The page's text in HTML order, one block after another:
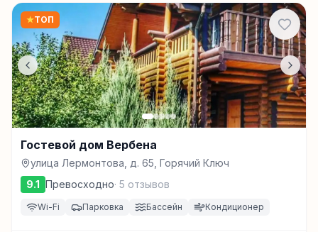
★ТОП
Гостевой дом Вербена
улица Лермонтова, д. 65, Горячий Ключ
9.1 Превосходно· 5 отзывов
Wi-Fi Парковка Бассейн Кондиционер